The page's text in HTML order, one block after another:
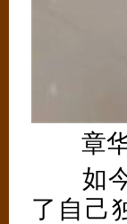
章华
如今
了自己